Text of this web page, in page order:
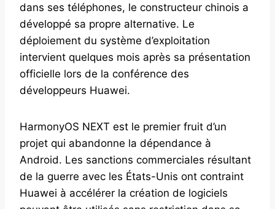
dans ses téléphones, le constructeur chinois a
développé sa propre alternative. Le
déploiement du système d’exploitation
intervient quelques mois après sa présentation
officielle lors de la conférence des
développeurs Huawei.
HarmonyOS NEXT est le premier fruit d’un
projet qui abandonne la dépendance à
Android. Les sanctions commerciales résultant
de la guerre avec les États-Unis ont contraint
Huawei à accélérer la création de logiciels